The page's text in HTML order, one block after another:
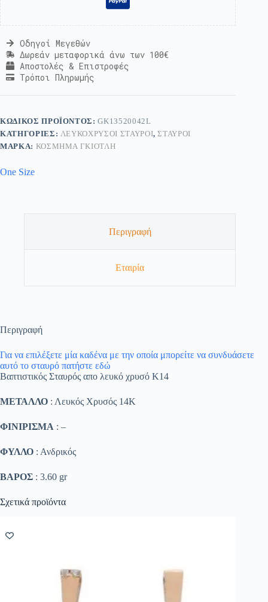
Οδηγοί Μεγεθών
Δωρεάν μεταφορικά άνω των 100€
Αποστολές & Επιστροφές
Τρόποι Πληρωμής
ΚΩΔΙΚΌΣ ΠΡΟΪΌΝΤΟΣ:GK13520042L
ΚΑΤΗΓΟΡΊΕΣ: ΛΕΥΚΌΧΡΥΣΟΙ ΣΤΑΥΡΟΊ,ΣΤΑΥΡΟΊ
ΜΆΡΚΑ: ΚΟΣΜΗΜΑ ΓΚΙΟΤΛΗ
One Size
Περιγραφή
Εταιρία
Περιγραφή
Για να επιλέξετε μία καδένα με την οποία μπορείτε να συνδυάσετε
αυτό το σταυρό πατήστε εδώ
Βαπτιστικός Σταυρός απο λευκό χρυσό Κ14
ΜΕΤΑΛΛΟ : Λευκός Χρυσός 14K
ΦΙΝΙΡΙΣΜΑ : –
ΦΥΛΛΟ : Ανδρικός
ΒΑΡΟΣ : 3.60 gr
Σχετικά προϊόντα